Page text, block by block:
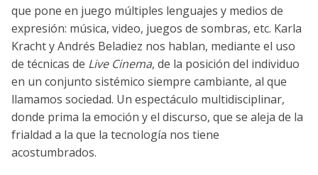
que pone en juego múltiples lenguajes y medios de
expresión: música, video, juegos de sombras, etc. Karla
Kracht y Andrés Beladiez nos hablan, mediante el uso
de técnicas de Live Cinema, de la posición del individuo
en un conjunto sistémico siempre cambiante, al que
llamamos sociedad. Un espectáculo multidisciplinar,
donde prima la emoción y el discurso, que se aleja de la
frialdad a la que la tecnología nos tiene
acostumbrados.